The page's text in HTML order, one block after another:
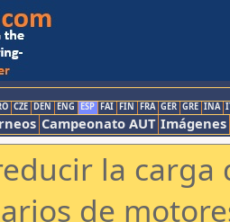
CZE DEN ENG ESP FAI FIN FRA GER GRE INA
Campeonato AUT Imágenes
la
de